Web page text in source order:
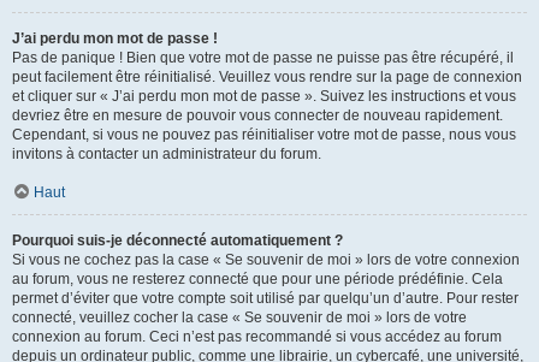
J’ai perdu mon mot de passe !
Pas de panique ! Bien que votre mot de passe ne puisse pas être récupéré, il
peut facilement être réinitialisé. Veuillez vous rendre sur la page de connexion
et cliquer sur « J’ai perdu mon mot de passe ». Suivez les instructions et vous
devriez être en mesure de pouvoir vous connecter de nouveau rapidement.
Cependant, si vous ne pouvez pas réinitialiser votre mot de passe, nous vous
invitons à contacter un administrateur du forum.
Haut
Pourquoi suis-je déconnecté automatiquement ?
Si vous ne cochez pas la case « Se souvenir de moi » lors de votre connexion
au forum, vous ne resterez connecté que pour une période prédéfinie. Cela
permet d’éviter que votre compte soit utilisé par quelqu’un d’autre. Pour rester
connecté, veuillez cocher la case « Se souvenir de moi » lors de votre
connexion au forum. Ceci n’est pas recommandé si vous accédez au forum
depuis un ordinateur public, comme une librairie, un cybercafé, une université,